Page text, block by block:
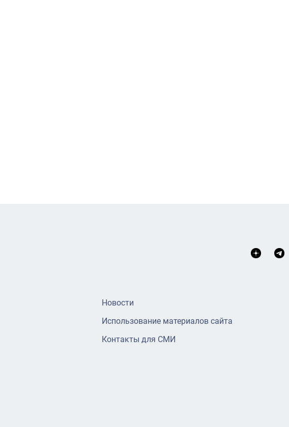
Новости
Использование материалов сайта
Контакты для СМИ